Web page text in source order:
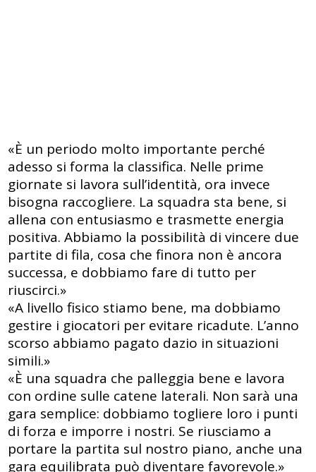
«È un periodo molto importante perché
adesso si forma la classifica. Nelle prime
giornate si lavora sull’identità, ora invece
bisogna raccogliere. La squadra sta bene, si
allena con entusiasmo e trasmette energia
positiva. Abbiamo la possibilità di vincere due
partite di fila, cosa che finora non è ancora
successa, e dobbiamo fare di tutto per
riuscirci.»
«A livello fisico stiamo bene, ma dobbiamo
gestire i giocatori per evitare ricadute. L’anno
scorso abbiamo pagato dazio in situazioni
simili.»
«È una squadra che palleggia bene e lavora
con ordine sulle catene laterali. Non sarà una
gara semplice: dobbiamo togliere loro i punti
di forza e imporre i nostri. Se riusciamo a
portare la partita sul nostro piano, anche una
gara equilibrata può diventare favorevole.»